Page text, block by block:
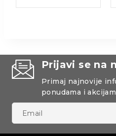
Prijavi se na
Primaj najnovije
ponudama i